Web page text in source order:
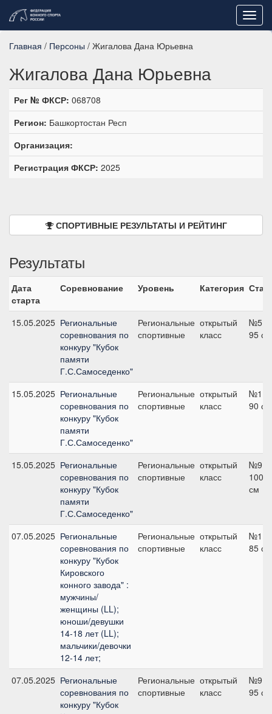
Главная / Персоны / Жигалова Дана Юрьевна
Жигалова Дана Юрьевна
Рег № ФКСР: 068708
Регион: Башкортостан Респ
Организация:
Регистрация ФКСР: 2025
СПОРТИВНЫЕ РЕЗУЛЬТАТЫ И РЕЙТИНГ
Результаты
Дата
старта
Соревнование Уровень Категория
15.05.2025 Региональные
соревнования по
конкуру "Кубок
памяти
Г.С.Самоседенко"
Региональные
спортивные
открытый
класс
№5,
95 см
15.05.2025 Региональные
соревнования по
конкуру "Кубок
памяти
Г.С.Самоседенко"
Региональные
спортивные
открытый
класс
№1,
90 см
15.05.2025 Региональные
соревнования по
конкуру "Кубок
памяти
Г.С.Самоседенко"
Региональные
спортивные
открытый
класс
№9,
100
см
07.05.2025 Региональные
соревнования по
конкуру "Кубок
Кировского
конного завода" :
мужчины/
женщины (LL);
юноши/девушки
14-18 лет (LL);
мальчики/девочки
12-14 лет;
Региональные
спортивные
открытый
класс
№1,
85 см
07.05.2025 Региональные
соревнования по
конкуру "Кубок
Региональные
спортивные
открытый
класс
№9,
95 см